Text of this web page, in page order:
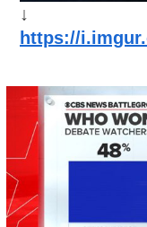
↓
https://